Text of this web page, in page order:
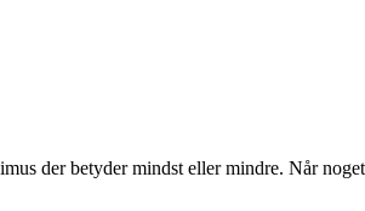
der betyder mindst eller mindre. Når